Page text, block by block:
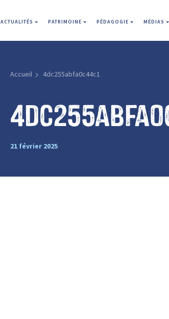
ACTUALITÉS PATRIMOINE PÉDAGOGIE MÉDIAS
Accueil 4dc255abfa0c44c1
21 février 2025